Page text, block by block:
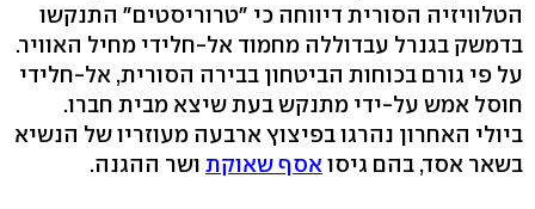
הטלוויזיה הסורית דיווחה כי "טרוריסטים" התנקשו
בדמשק בגנרל עבדוללה מחמוד אל-חלידי מחיל האוויר.
על פי גורם בכוחות הביטחון בבירה הסורית, אל-חלידי
חוסל אמש על-ידי מתנקש בעת שיצא מבית חברו.
ביולי האחרון נהרגו בפיצוץ ארבעה מעוזריו של הנשיא
בשאר אסד, בהם גיסואסף שאוקת ושר ההגנה.